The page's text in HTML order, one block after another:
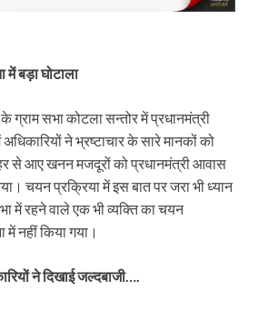
में बड़ा घोटाला
ग्राम सभा कोटला सन्तोर में प्रधानमंत्री
ने भ्रष्टाचार के सारे मानकों को
से आए खनन मजदूरों को प्रधानमंत्री आवास
चयन प्रक्रिया में इस बात पर जरा भी ध्यान
में रहने वाले एक भी व्यक्ति का चयन
नहीं किया गया।
ने दिखाई जल्दबाजी….